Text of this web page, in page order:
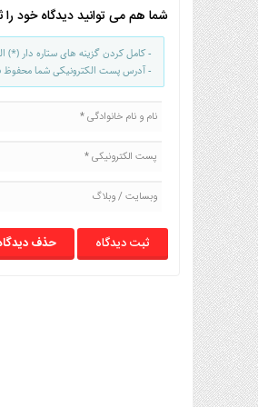
صنایع
غذایی
سیاسی
و
بین
الملل
نگاه
روز
گوناگون
شما هم می توانید دیدگاه خود را
- کامل کردن گزینه های ستاره دار (*)
- آدرس پست الکترونیکی شما محفوظ
حذف